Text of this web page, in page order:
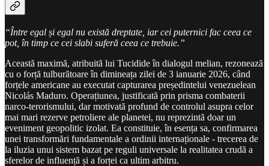
“Între egal și egal nu există dreptate, iar cei puternici fac ceea ce
pot, în timp ce cei slabi suferă ceea ce trebuie.”
Această maximă, atribuită lui Tucidide în dialogul melian, rezonează
cu o forță tulburătoare în dimineața zilei de 3 ianuarie 2026, când
forțele americane au executat capturarea președintelui venezuelean
Nicolás Maduro. Operațiunea, justificată prin prisma combaterii
narco-terorismului, dar motivată profund de controlul asupra celor
mai mari rezerve petroliere ale planetei, nu reprezintă doar un
eveniment geopolitic izolat. Ea constituie, în esența sa, confirmarea
unei transformări fundamentale a ordinii internaționale - trecerea de
la iluzia unui sistem bazat pe reguli universale la realitatea crudă a
sferelor de influență și a forței ca ultim arbitru.